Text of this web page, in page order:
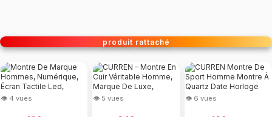
produit rattaché
👁 8 vues